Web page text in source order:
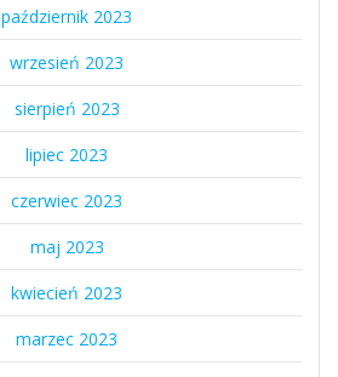
październik 2023
wrzesień 2023
sierpień 2023
lipiec 2023
czerwiec 2023
maj 2023
kwiecień 2023
marzec 2023